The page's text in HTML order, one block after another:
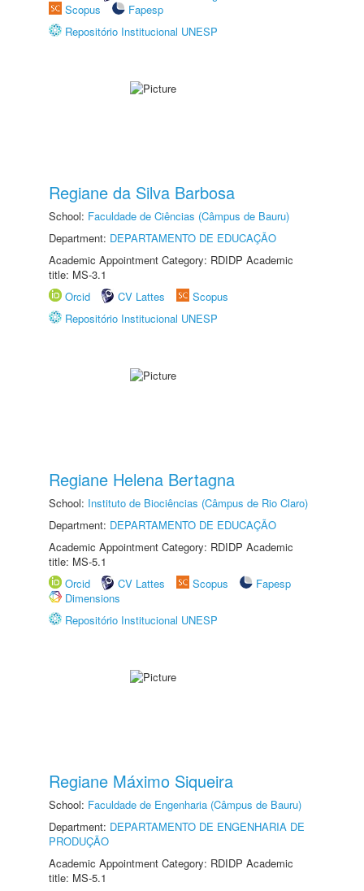
Scopus
Fapesp
Repositório Institucional UNESP
Regiane da Silva Barbosa
School: Faculdade de Ciências (Câmpus de Bauru)
Department: DEPARTAMENTO DE EDUCAÇÃO
Academic Appointment Category: RDIDP Academic
title: MS-3.1
Orcid
CV Lattes
Scopus
Repositório Institucional UNESP
Regiane Helena Bertagna
School: Instituto de Biociências (Câmpus de Rio Claro)
Department: DEPARTAMENTO DE EDUCAÇÃO
Academic Appointment Category: RDIDP Academic
title: MS-5.1
Orcid
CV Lattes Scopus
Fapesp
Dimensions
Repositório Institucional UNESP
Regiane Máximo Siqueira
School: Faculdade de Engenharia (Câmpus de Bauru)
Department: DEPARTAMENTO DE ENGENHARIA DE
PRODUÇÃO
Academic Appointment Category: RDIDP Academic
title: MS-5.1